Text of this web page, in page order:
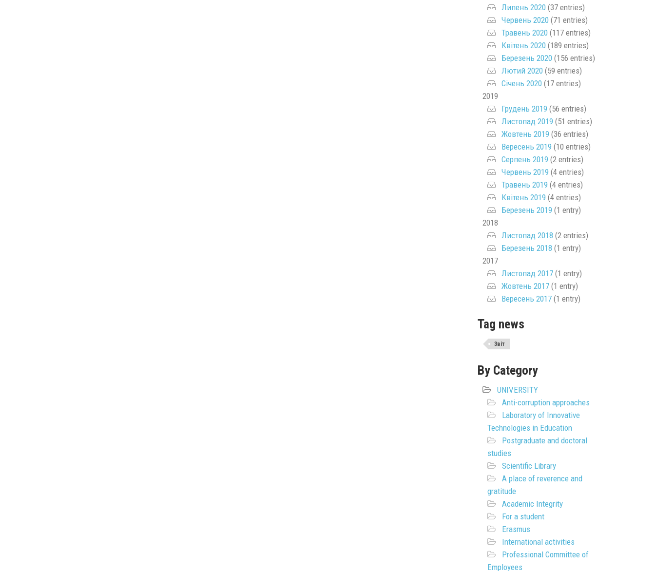
Липень 2020(37 entries)
Червень 2020(71 entries)
Травень 2020(117 entries)
Квітень 2020(189 entries)
Березень 2020(156 entries)
Лютий 2020(59 entries)
Січень 2020(17 entries)
2019
Грудень 2019 (56 entries)
Листопад 2019 (51 entries)
Жовтень 2019 (36 entries)
Вересень 2019 (10 entries)
Серпень 2019 (2 entries)
Червень 2019 (4 entries)
Травень 2019 (4 entries)
Квітень 2019 (4 entries)
Березень 2019 (1 entry)
2018
Листопад 2018 (2 entries)
Березень 2018 (1 entry)
2017
Листопад 2017(1 entry)
Жовтень 2017(1 entry)
Вересень 2017(1 entry)
Tag news
Звіт
By Category
UNIVERSITY
Anti-corruption approaches
Laboratory of Innovative
Technologies in Education
Postgraduate and doctoral
studies
Scientific Library
A place of reverence and
gratitude
Academic Integrity
For a student
Erasmus
International activities
Professional Committee of
Employees